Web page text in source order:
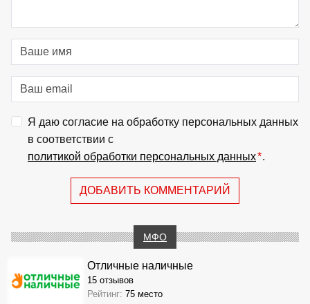
Я даю согласие на обработку персональных данных
в соответствии с
политикой обработки персональных данных*.
ДОБАВИТЬ КОММЕНТАРИЙ
МФО
Отличные наличные
15 отзывов
Рейтинг: 75 место